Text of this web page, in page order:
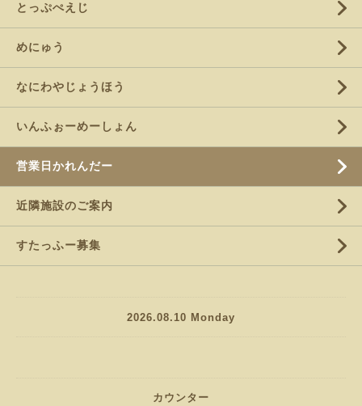
とっぷぺえじ
めにゅう
なにわやじょうほう
いんふぉーめーしょん
営業日かれんだー
近隣施設のご案内
すたっふー募集
2026.08.10 Monday
カウンター